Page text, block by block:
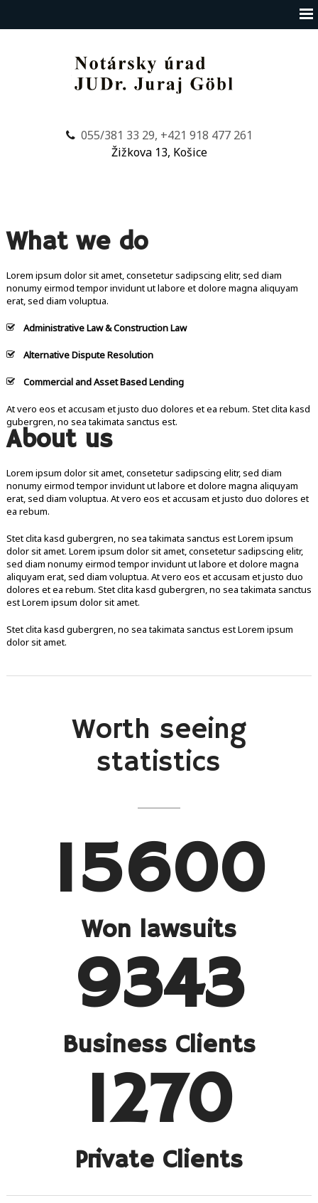
055/381 33 29, +421 918 477 261
Žižkova 13, Košice
What we do
Lorem ipsum dolor sit amet, consetetur sadipscing elitr, sed diam
nonumy eirmod tempor invidunt ut labore et dolore magna aliquyam
erat, sed diam voluptua.
Administrative Law & Construction Law
Alternative Dispute Resolution
Commercial and Asset Based Lending
At vero eos et accusam et justo duo dolores et ea rebum. Stet clita kasd
gubergren, no sea takimata sanctus est.
About us
Lorem ipsum dolor sit amet, consetetur sadipscing elitr, sed diam
nonumy eirmod tempor invidunt ut labore et dolore magna aliquyam
erat, sed diam voluptua. At vero eos et accusam et justo duo dolores et
ea rebum.
Stet clita kasd gubergren, no sea takimata sanctus est Lorem ipsum
dolor sit amet. Lorem ipsum dolor sit amet, consetetur sadipscing elitr,
sed diam nonumy eirmod tempor invidunt ut labore et dolore magna
aliquyam erat, sed diam voluptua. At vero eos et accusam et justo duo
dolores et ea rebum. Stet clita kasd gubergren, no sea takimata sanctus
est Lorem ipsum dolor sit amet.
Stet clita kasd gubergren, no sea takimata sanctus est Lorem ipsum
dolor sit amet.
Worth seeing
statistics
15600
Won lawsuits
9343
Business Clients
1270
Private Clients